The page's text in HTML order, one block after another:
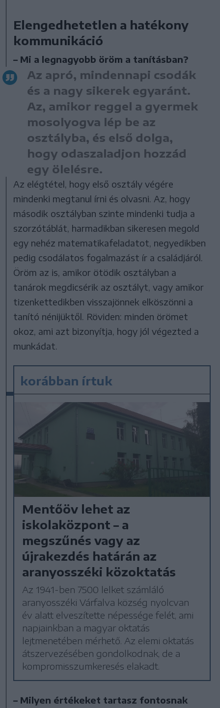
Elengedhetetlen a hatékony
kommunikáció
– Mi a legnagyobb öröm a tanításban?
Az apró, mindennapi csodák
és a nagy sikerek egyaránt.
Az, amikor reggel a gyermek
mosolyogva lép be az
osztályba, és első dolga,
hogy odaszaladjon hozzád
egy ölelésre.
Az elégtétel, hogy első osztály végére
mindenki megtanul írni és olvasni. Az, hogy
második osztályban szinte mindenki tudja a
szorzótáblát, harmadikban sikeresen megold
egy nehéz matematikafeladatot, negyedikben
pedig csodálatos fogalmazást ír a családjáról.
Öröm az is, amikor ötödik osztályban a
tanárok megdicsérik az osztályt, vagy amikor
tizenkettedikben visszajönnek elköszönni a
tanító nénijüktől. Röviden: minden örömet
okoz, ami azt bizonyítja, hogy jól végezted a
munkádat.
korábban írtuk
Mentőöv lehet az
iskolaközpont – a
megszűnés vagy az
újrakezdés határán az
aranyosszéki közoktatás
Az 1941-ben 7500 lelket számláló
aranyosszéki Várfalva község nyolcvan
év alatt elveszítette népessége felét, ami
napjainkban a magyar oktatás
lejtmenetében mérhető. Az elemi oktatás
átszervezésében gondolkodnak, de a
kompromisszumkeresés elakadt.
– Milyen értékeket tartasz fontosnak